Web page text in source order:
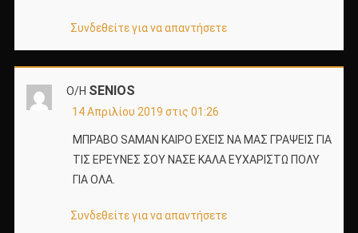
Συνδεθείτε για να απαντήσετε
Ο/Η SENIOS
14 Απριλίου 2019 στις 01:26
ΜΠΡΑΒΟ SAMAN ΚΑΙΡΟ ΕΧΕΙΣ ΝΑ ΜΑΣ ΓΡΑΨΕΙΣ ΓΙΑ
ΤΙΣ ΕΡΕΥΝΕΣ ΣΟΥ ΝΑΣΕ ΚΑΛΑ ΕΥΧΑΡΙΣΤΩ ΠΟΛΥ
ΓΙΑ ΟΛΑ.
Συνδεθείτε για να απαντήσετε